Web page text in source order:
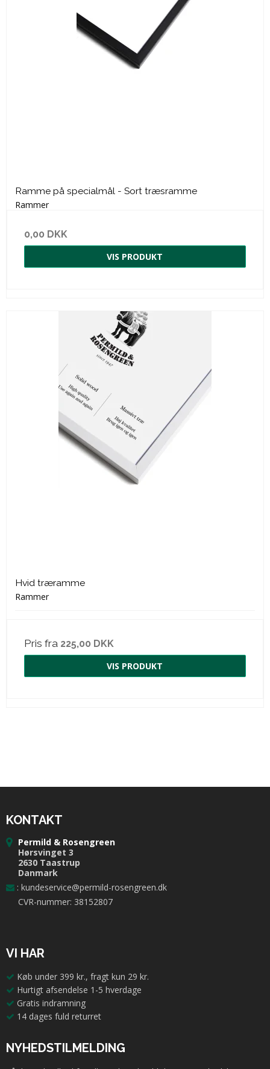
Ramme på specialmål - Sort træsramme
Rammer
0,00 DKK
VIS PRODUKT
Hvid træramme
Rammer
Pris fra 225,00 DKK
VIS PRODUKT
KONTAKT
Permild & Rosengreen
Hørsvinget 3
2630 Taastrup
Danmark
: kundeservice@permild-rosengreen.dk
CVR-nummer: 38152807
VI HAR
Køb under 399 kr., fragt kun 29 kr.
Hurtigt afsendelse 1-5 hverdage
Gratis indramning
14 dages fuld returret
NYHEDSTILMELDING